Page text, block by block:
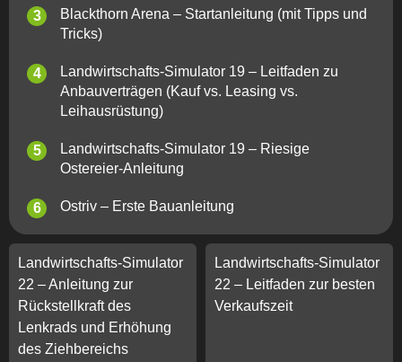
Blackthorn Arena – Startanleitung (mit Tipps und
Tricks)
Landwirtschafts-Simulator 19 – Leitfaden zu
Anbauverträgen (Kauf vs. Leasing vs.
Leihausrüstung)
Landwirtschafts-Simulator 19 – Riesige
Ostereier-Anleitung
Ostriv – Erste Bauanleitung
Landwirtschafts-Simulator
22 – Anleitung zur
Rückstellkraft des
Lenkrads und Erhöhung
des Ziehbereichs
Landwirtschafts-Simulator
22 – Leitfaden zur besten
Verkaufszeit